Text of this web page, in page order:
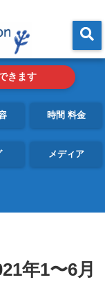
きます
時間 料金
メディア
年1〜6月